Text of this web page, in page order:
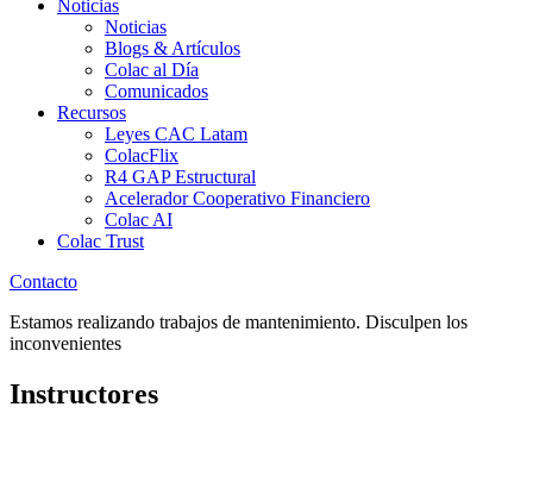
Noticias
Noticias
Blogs & Artículos
Colac al Día
Comunicados
Recursos
Leyes CAC Latam
ColacFlix
R4 GAP Estructural
Acelerador Cooperativo Financiero
Colac AI
Colac Trust
Contacto
Estamos realizando trabajos de mantenimiento. Disculpen los
inconvenientes
Instructores